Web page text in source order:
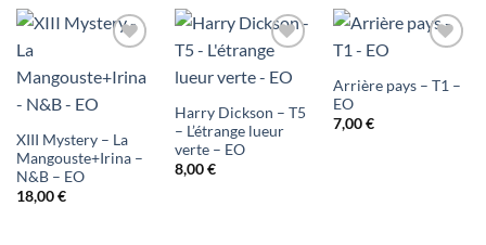
Ajouter
à ma
d'envies
XIII Mystery – La
Mangouste+Irina –
N&B – EO
18,00€
Ajouter
liste
d'envies
Harry Dickson – T5
– L’étrange lueur
verte – EO
8,00€
Arrière pays – T1 –
EO
7,00€